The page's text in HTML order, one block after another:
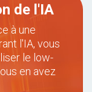
de l'IA
à une
l'IA, vous
le low-
en avez